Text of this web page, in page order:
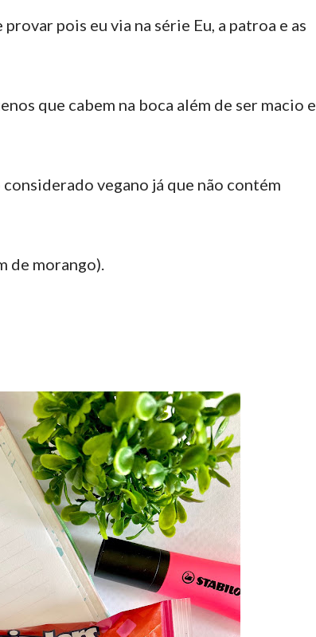
pois eu via na série Eu, a patroa e as
que cabem na boca além de ser macio e
vegano já que não contém
de morango).